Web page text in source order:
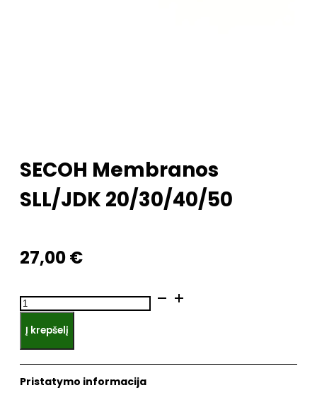
SECOH Membranos
SLL/JDK 20/30/40/50
27,00€
produkto
kiekis:
SECOH
Membranos
SLL/JDK
20/30/40/50
Į krepšelį
Pristatymo informacija